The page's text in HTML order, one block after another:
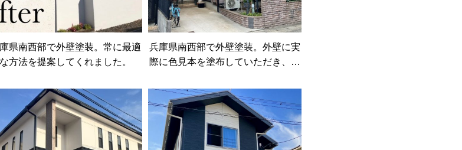
県南西部で外壁塗装。常に最適
な方法を提案してくれました。
兵庫県南西部で外壁塗装。外壁に実
際に色見本を塗布していただき、色